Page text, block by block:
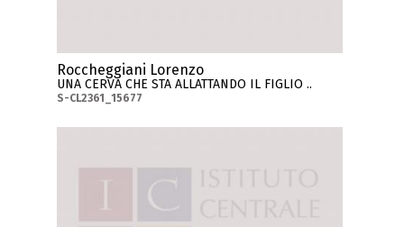
Roccheggiani Lorenzo
UNA CERVA CHE STA ALLATTANDO IL FIGLIO ..
S-CL2361_15677